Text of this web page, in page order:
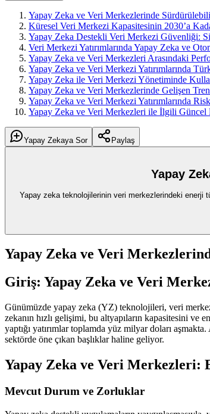
Yapay Zeka ve Veri Merkezlerinde
Küresel Veri Merkezi Kapasitesinin 2030’a
Yapay Zeka Destekli Veri Merkezi Güvenliği:
Veri Merkezi Yatırımlarında Yapay Zeka ve
Yapay Zeka ve Veri Merkezleri Arasındaki
Yapay Zeka ve Veri Merkezi Yatırımlarında
Yapay Zeka ile Veri Merkezi Yönetiminde
Yapay Zeka ve Veri Merkezlerinde Gelişen
Yapay Zeka ve Veri Merkezi Yatırımlarında
Yapay Zeka ve Veri Merkezleri ile İlgili Güncel
Yapay Zekaya Sor
Paylaş
Yapay
Yapay zeka teknolojilerinin veri merkezlerindeki enerji
Yapay Zeka ve Veri
Giriş: Yapay Zeka ve Veri
Günümüzde yapay zeka (YZ) teknolojileri, veri
zekanın hızlı gelişimi, bu altyapıların kapasitesini
yaptığı yatırımlar toplamda yüz milyar doları
sektörde öne çıkan başlıklar haline geliyor.
Yapay Zeka ve Veri
Mevcut Durum ve Zorluklar